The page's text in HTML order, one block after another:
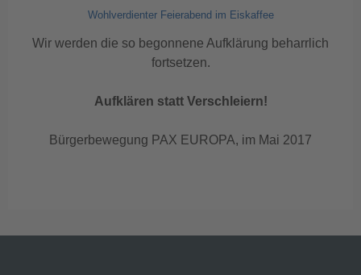
Wohlverdienter Feierabend im Eiskaffee
Wir werden die so begonnene Aufklärung beharrlich
fortsetzen.
Aufklären statt Verschleiern!
Bürgerbewegung PAX EUROPA, im Mai 2017